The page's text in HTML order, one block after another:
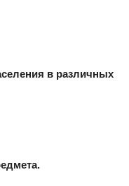
в различных